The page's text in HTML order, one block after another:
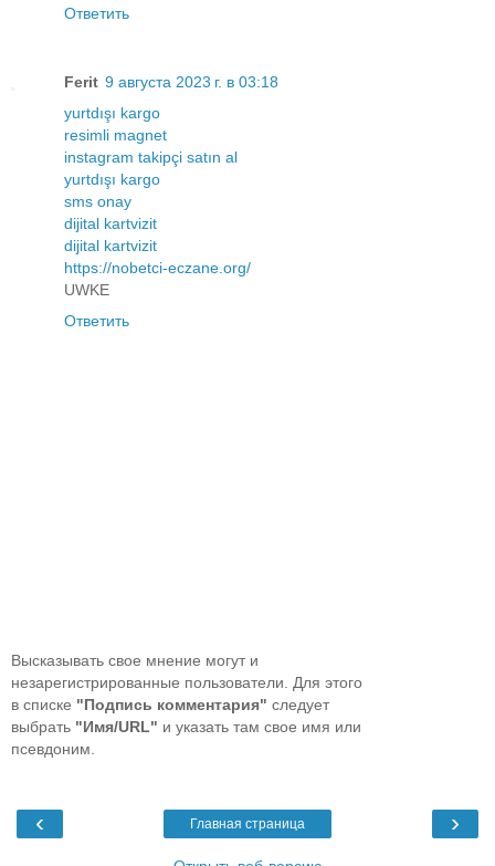
Ответить
Ferit 9 августа 2023 г. в 03:18
yurtdışı kargo
resimli magnet
instagram takipçi satın al
yurtdışı kargo
sms onay
dijital kartvizit
dijital kartvizit
https://nobetci-eczane.org/
UWKE
Ответить
Высказывать свое мнение могут и
незарегистрированные пользователи. Для этого
в списке "Подпись комментария" следует
выбрать "Имя/URL" и указать там свое имя или
псевдоним.
‹ ›
Главная страница